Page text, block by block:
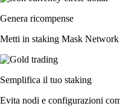
Genera ricompense
Metti in staking Mask Network
Semplifica il tuo staking
Evita nodi e configurazioni